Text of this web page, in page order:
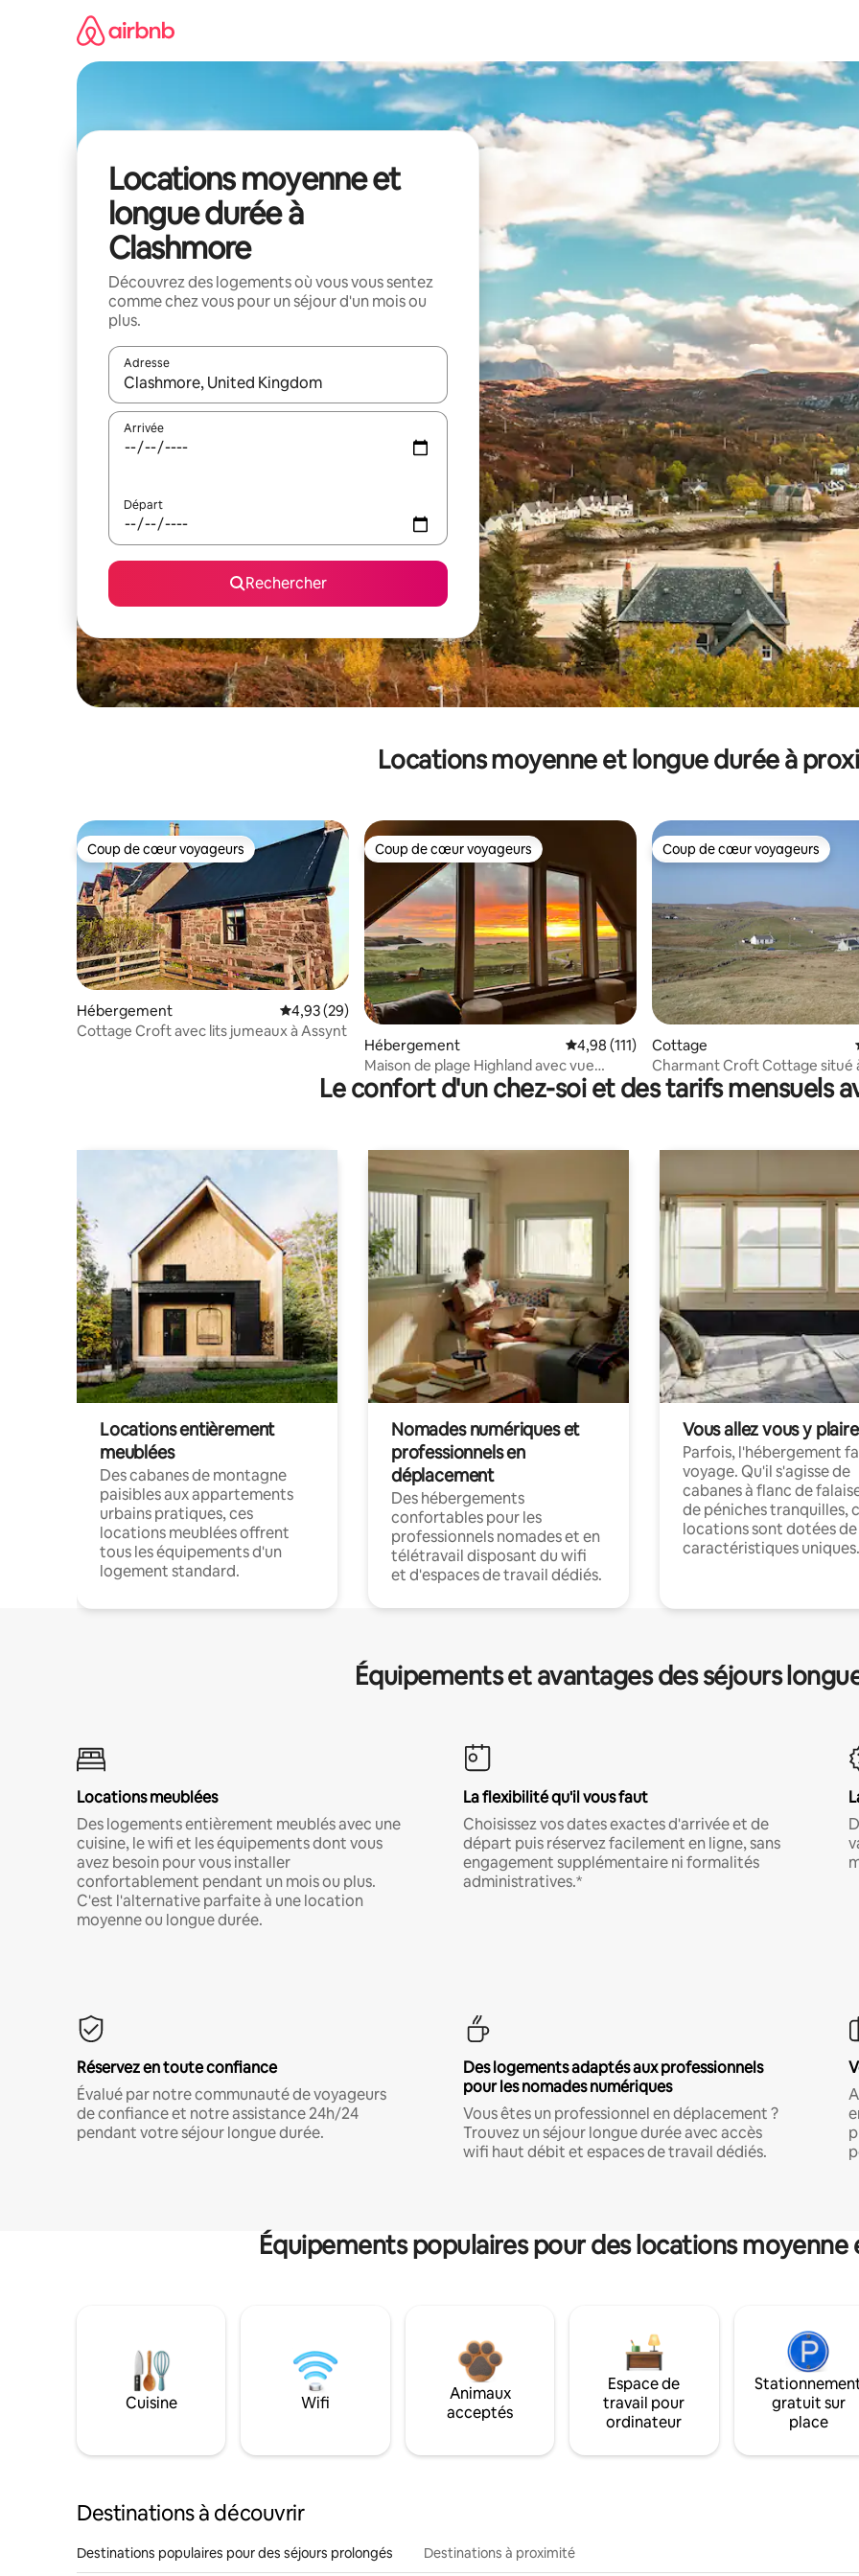
Locations moyenne et
longue durée à
Clashmore
Découvrez des logements où vous vous sentez
comme chez vous pour un séjour d'un mois ou
plus.
Adresse
Lorsque les résultats s'affichent, utilisez les flèches vers le haut et vers le bas pour les parcourir ou en appuyant et en
Arrivée
Départ
Rechercher
Locations moyenne et longue durée à
Coup de cœur voyageurs
Coup de cœur voyageurs
Hébergement Évaluation moyenne sur la base de 29 commentaires : 4,93 sur 5
4,93 (29)
Cottage Croft avec lits jumeaux à Assynt
Coup de cœur voyageurs
Coup de cœur voyageurs
Hébergement Évaluation moyenne sur la base de 111
4,98 (111)
Maison de plage Highland avec vue
imprenable, Clachtoll
Coup de cœur voyageurs
Coup de cœur voyageurs
Cottage
Charmant Croft Cottage situé
50 mètres de la mer
Le confort d'un chez-soi et des tarifs mensuels
Locations entièrement
meublées
Des cabanes de montagne
paisibles aux appartements
urbains pratiques, ces
locations meublées offrent
tous les équipements d'un
logement standard.
Nomades numériques et
professionnels en
déplacement
Des hébergements
confortables pour les
professionnels nomades et en
télétravail disposant du wifi
et d'espaces de travail dédiés.
Vous allez vous y plaire
Parfois, l'hébergement
voyage. Qu'il s'agisse de
cabanes à flanc de
de péniches tranquilles,
locations sont dotées de
caractéristiques uniques.
Équipements et avantages des séjours
Locations meublées
Des logements entièrement meublés avec une
cuisine, le wifi et les équipements dont vous
avez besoin pour vous installer
confortablement pendant un mois ou plus.
C'est l'alternative parfaite à une location
moyenne ou longue durée.
La flexibilité qu'il vous faut
Choisissez vos dates exactes d'arrivée et de
départ puis réservez facilement en ligne, sans
engagement supplémentaire ni formalités
administratives.*
Réservez en toute confiance
Évalué par notre communauté de voyageurs
de confiance et notre assistance 24h/24
pendant votre séjour longue durée.
Des logements adaptés aux professionnels
pour les nomades numériques
Vous êtes un professionnel en déplacement ?
Trouvez un séjour longue durée avec accès
wifi haut débit et espaces de travail dédiés.
Équipements populaires pour des locations
Cuisine Wifi
Animaux
acceptés
Espace de
travail pour
ordinateur
gratuit sur
place
Destinations à découvrir
Destinations populaires pour des séjours prolongés Destinations à proximité